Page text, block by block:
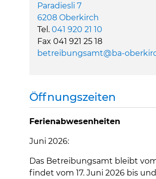
Paradiesli 7
6208 Oberkirch
Tel. 041 920 21 10
Fax 041 921 25 18
betreibungsamt@ba-
Öffnungszeiten
Ferienabwesenheiten
Juni 2026:
Das Betreibungsamt bleibt
findet vom 17. Juni 2026 bis